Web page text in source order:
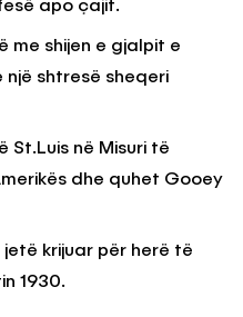
apo çajit.
me shijen e gjalpit e
një shtresë sheqeri
St.Luis në Misuri të
dhe quhet Gooey
krijuar për herë të
1930.